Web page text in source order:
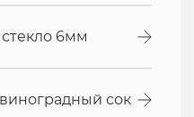
6мм
сок